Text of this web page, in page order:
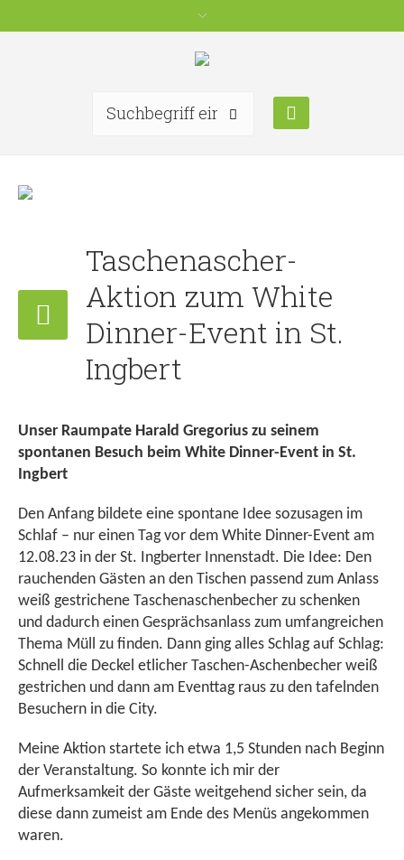
Taschenascher-
Aktion zum White
Dinner-Event in St.
Ingbert
Unser Raumpate Harald Gregorius zu seinem
spontanen Besuch beim White Dinner-Event in St.
Ingbert
Den Anfang bildete eine spontane Idee sozusagen im
Schlaf – nur einen Tag vor dem White Dinner-Event am
12.08.23 in der St. Ingberter Innenstadt. Die Idee: Den
rauchenden Gästen an den Tischen passend zum Anlass
weiß gestrichene Taschenaschenbecher zu schenken
und dadurch einen Gesprächsanlass zum umfangreichen
Thema Müll zu finden. Dann ging alles Schlag auf Schlag:
Schnell die Deckel etlicher Taschen-Aschenbecher weiß
gestrichen und dann am Eventtag raus zu den tafelnden
Besuchern in die City.
Meine Aktion startete ich etwa 1,5 Stunden nach Beginn
der Veranstaltung. So konnte ich mir der
Aufmerksamkeit der Gäste weitgehend sicher sein, da
diese dann zumeist am Ende des Menüs angekommen
waren.